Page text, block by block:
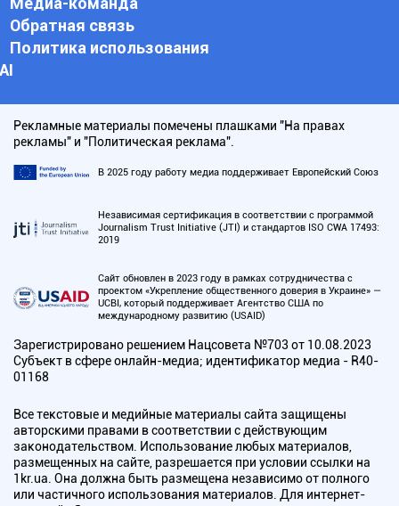
Обратная связь
Политика использования
АI
Рекламные материалы помечены плашками "На правах
рекламы" и "Политическая реклама".
В 2025 году работу медиа поддерживает Европейский Союз
Независимая сертификация в соответствии с программой
Journalism Trust Initiative (JTI) и стандартов ISO CWA 17493:
2019
Сайт обновлен в 2023 году в рамках сотрудничества с
проектом «Укрепление общественного доверия в Украине» —
UCBI, который поддерживает Агентство США по
международному развитию (USAID)
Зарегистрировано решением Нацсовета №703 от 10.08.2023
Субъект в сфере онлайн-медиа; идентификатор медиа - R40-
01168
Все текстовые и медийные материалы сайта защищены
авторскими правами в соответствии с действующим
законодательством. Использование любых материалов,
размещенных на сайте, разрешается при условии ссылки на
1kr.ua. Она должна быть размещена независимо от полного
или частичного использования материалов. Для интернет-